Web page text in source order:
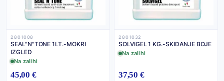
2801008
SEAL"N"TONE 1LT.-MOKRI
IZGLED
Na zalihi
45,00 €
2801032
SOLVIGEL 1 KG.-SKIDANJE BOJE
Na zalihi
37,50 €